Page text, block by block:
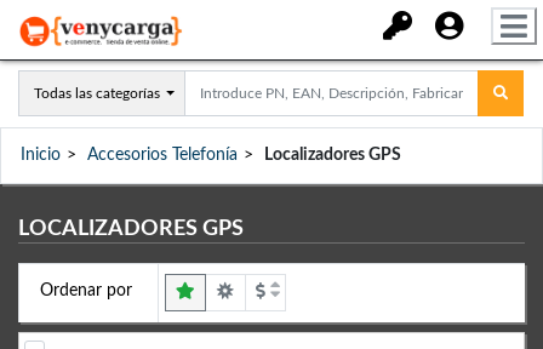
Todas las categorías
Inicio Accesorios Telefonía Localizadores GPS
LOCALIZADORES GPS
Ordenar por